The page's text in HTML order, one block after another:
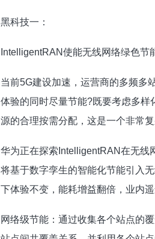
黑科技一：
IntelligentRAN使能无线网络绿色节
当前5G建设加速，运营商的多频多
体验的同时尽量节能?既要考虑多
源的合理按需分配，这是一个非常
华为正在探索IntelligentRAN在无线
将基于数字孪生的智能化节能引入
下体验不变，能耗增益翻倍，业内遥
网络级节能：通过收集各个站点的